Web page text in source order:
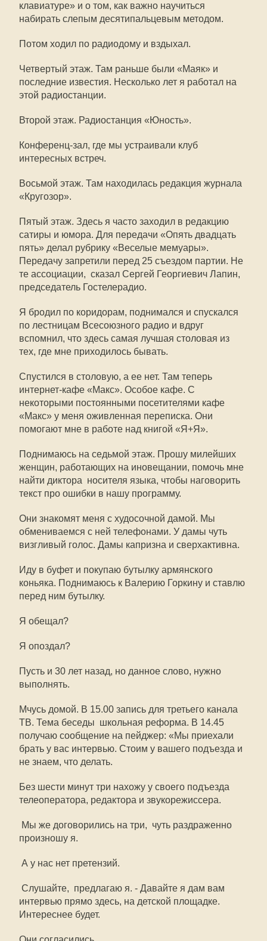
клавиатуре» и о том, как важно научиться
набирать слепым десятипальцевым методом.
Потом ходил по радиодому и вздыхал.
Четвертый этаж. Там раньше были «Маяк» и
последние известия. Несколько лет я работал на
этой радиостанции.
Второй этаж. Радиостанция «Юность».
Конференц-зал, где мы устраивали клуб
интересных встреч.
Восьмой этаж. Там находилась редакция журнала
«Кругозор».
Пятый этаж. Здесь я часто заходил в редакцию
сатиры и юмора. Для передачи «Опять двадцать
пять» делал рубрику «Веселые мемуары».
Передачу запретили перед 25 съездом партии. Не
те ассоциации,  сказал Сергей Георгиевич Лапин,
председатель Гостелерадио.
Я бродил по коридорам, поднимался и спускался
по лестницам Всесоюзного радио и вдруг
вспомнил, что здесь самая лучшая столовая из
тех, где мне приходилось бывать.
Спустился в столовую, а ее нет. Там теперь
интернет-кафе «Макс». Особое кафе. С
некоторыми постоянными посетителями кафе
«Макс» у меня оживленная переписка. Они
помогают мне в работе над книгой «Я+Я».
Поднимаюсь на седьмой этаж. Прошу милейших
женщин, работающих на иновещании, помочь мне
найти диктора  носителя языка, чтобы наговорить
текст про ошибки в нашу программу.
Они знакомят меня с худосочной дамой. Мы
обмениваемся с ней телефонами. У дамы чуть
визгливый голос. Дамы капризна и сверхактивна.
Иду в буфет и покупаю бутылку армянского
коньяка. Поднимаюсь к Валерию Горкину и ставлю
перед ним бутылку.
Я обещал?
Я опоздал?
Пусть и 30 лет назад, но данное слово, нужно
выполнять.
Мчусь домой. В 15.00 запись для третьего канала
ТВ. Тема беседы  школьная реформа. В 14.45
получаю сообщение на пейджер: «Мы приехали
брать у вас интервью. Стоим у вашего подъезда и
не знаем, что делать.
Без шести минут три нахожу у своего подъезда
телеоператора, редактора и звукорежиссера.
 Мы же договорились на три,  чуть раздраженно
произношу я.
 А у нас нет претензий.
 Слушайте,  предлагаю я. - Давайте я дам вам
интервью прямо здесь, на детской площадке.
Интереснее будет.